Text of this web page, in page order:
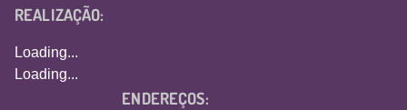
REALIZAÇÃO:
Loading...
Loading...
ENDEREÇOS: